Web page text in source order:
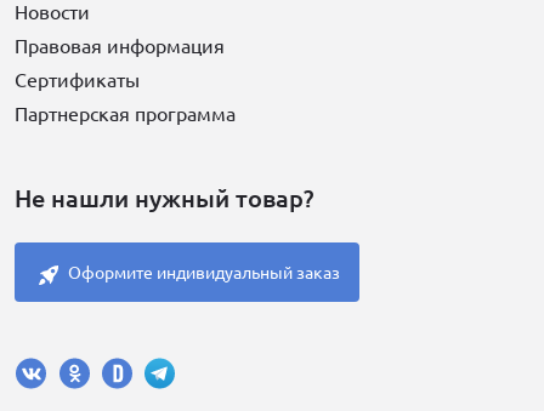
Новости
Правовая информация
Сертификаты
Партнерская программа
Не нашли нужный товар?
Оформите индивидуальный заказ